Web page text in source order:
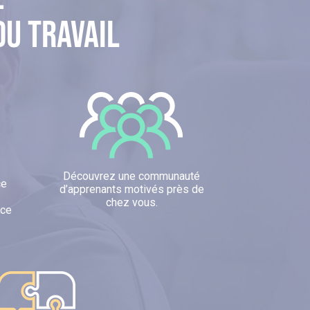
travail
Découvrez une communauté
d’apprenants motivés près de
chez vous.